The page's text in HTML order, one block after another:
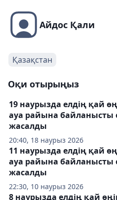
Айдос Қали
Қазақстан
Оқи отырыңыз
20:40, 18 наурыз 2026
19 наурызда елдің қай
ауа райына байланысты
жасалды
22:30, 10 наурыз 2026
11 наурызда елдің қай
ауа райына байланысты
жасалды
8 наурызда елдің қай